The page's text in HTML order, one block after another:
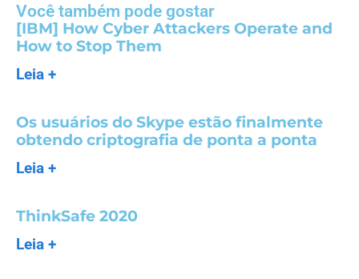
Você também pode gostar
[IBM] How Cyber Attackers Operate and
How to Stop Them
Leia +
Os usuários do Skype estão finalmente
obtendo criptografia de ponta a ponta
Leia +
ThinkSafe 2020
Leia +